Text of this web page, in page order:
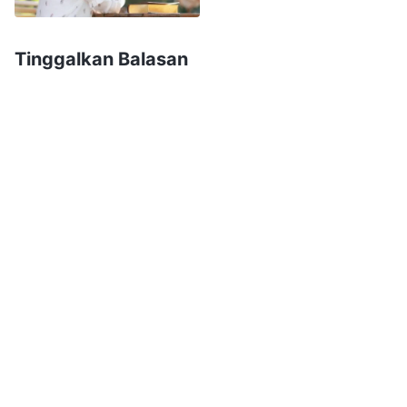
Tuhan Yang Mahakuasa adalah Tuhan Yesus
Mahakuasa berfirman: '
Tinggalkan Balasan